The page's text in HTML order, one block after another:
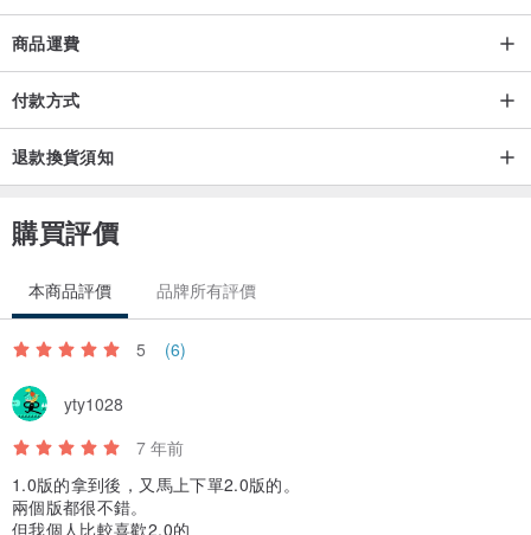
商品運費
付款方式
退款換貨須知
購買評價
本商品評價 品牌所有評價
5 (6)
yty1028
7 年前
1.0版的拿到後，又馬上下單2.0版的。
兩個版都很不錯。
但我個人比較喜歡2.0的